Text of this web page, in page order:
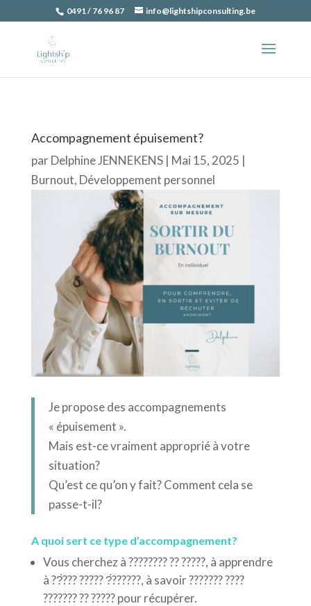
0491 / 76 96 87 info@lightshipconsulting.be
Accompagnement épuisement?
parDelphine JENNEKENS| Mai 15, 2025 |
Burnout, Développement personnel
Je propose des accompagnements
« épuisement ».
Mais est-ce vraiment approprié à votre
situation?
Qu’est ce qu’on y fait? Comment cela se
passe-t-il?
A quoi sert ce type d’accompagnement?
Vous cherchez à ???????? ?? ?????, à apprendre
à ??́??? ????? ?́??????, à savoir ??????? ????
??????? ?? ????? pour récupérer.